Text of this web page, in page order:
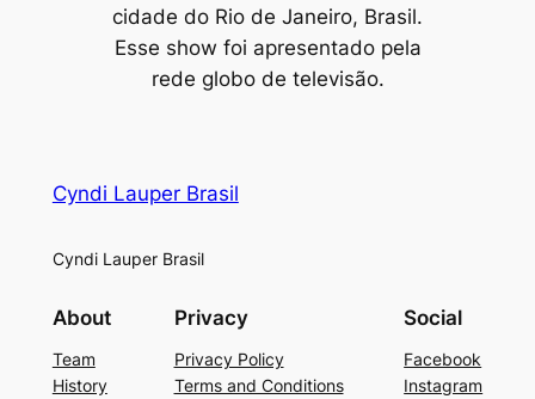
cidade do Rio de Janeiro, Brasil.
Esse show foi apresentado pela
rede globo de televisão.
Cyndi Lauper Brasil
Cyndi Lauper Brasil
About
Team
History
Privacy
Privacy Policy
Terms and Conditions
Social
Facebook
Instagram